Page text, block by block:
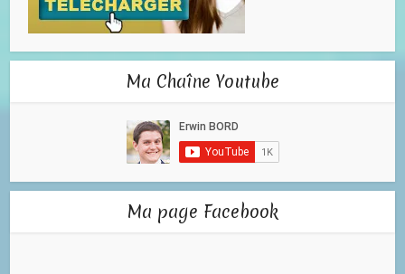
Ma Chaîne Youtube
Ma page Facebook